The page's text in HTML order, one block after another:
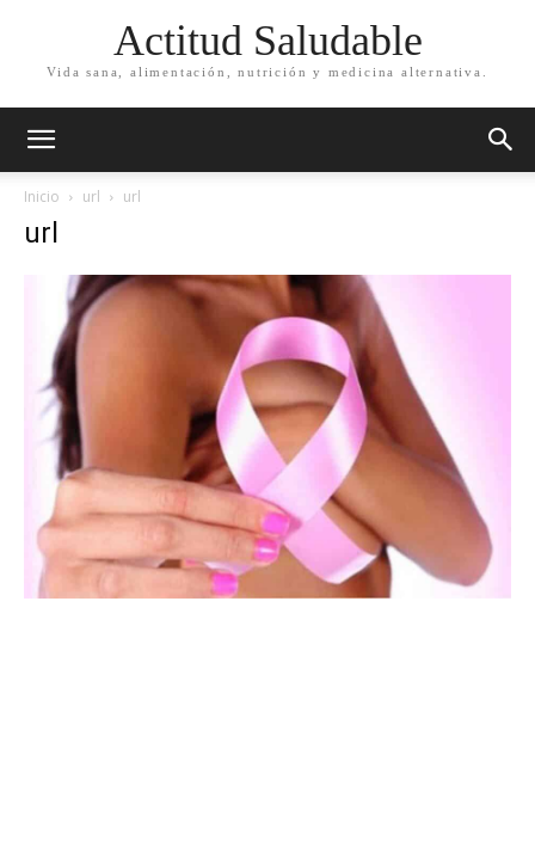
Actitud Saludable
Vida sana, alimentación, nutrición y medicina alternativa.
Inicio url url
url